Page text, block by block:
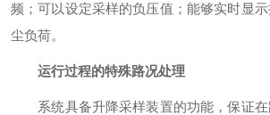
频；可以设定采样的负压值；能够实时显
尘负荷。
运行过程的特殊路况处理
系统具备升降采样装置的功能，保证在